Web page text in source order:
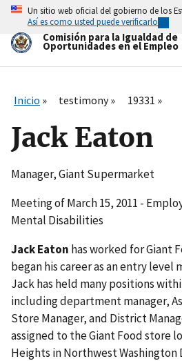
Skip
main
content
Un sitio web oficial del gobierno de los
Así es como usted puede verificarlo
Comisión para la Igualdad de
Oportunidades en el Empleo
Inicio testimony 19331
Jack Eaton
Manager, Giant Supermarket
Meeting of March 15, 2011 -
Mental Disabilities
Jack Eaton has worked for Giant
began his career as an entry level
Jack has held many positions
including department manager,
Store Manager, and District
assigned to the Giant Food store
Heights in Northwest Washington